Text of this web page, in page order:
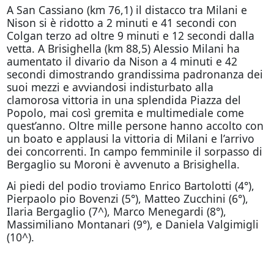
A San Cassiano (km 76,1) il distacco tra Milani e
Nison si è ridotto a 2 minuti e 41 secondi con
Colgan terzo ad oltre 9 minuti e 12 secondi dalla
vetta. A Brisighella (km 88,5) Alessio Milani ha
aumentato il divario da Nison a 4 minuti e 42
secondi dimostrando grandissima padronanza dei
suoi mezzi e avviandosi indisturbato alla
clamorosa vittoria in una splendida Piazza del
Popolo, mai così gremita e multimediale come
quest’anno. Oltre mille persone hanno accolto con
un boato e applausi la vittoria di Milani e l’arrivo
dei concorrenti. In campo femminile il sorpasso di
Bergaglio su Moroni è avvenuto a Brisighella.
Ai piedi del podio troviamo Enrico Bartolotti (4°),
Pierpaolo pio Bovenzi (5°), Matteo Zucchini (6°),
Ilaria Bergaglio (7^), Marco Menegardi (8°),
Massimiliano Montanari (9°), e Daniela Valgimigli
(10^).